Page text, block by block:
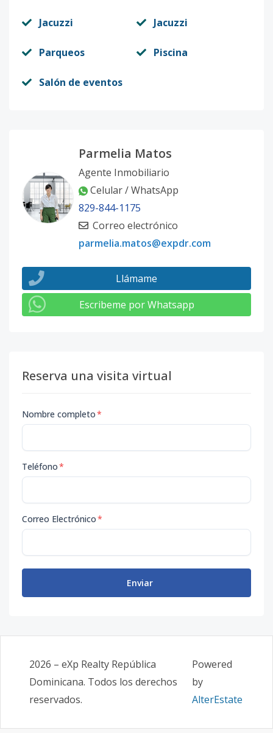
Jacuzzi Jacuzzi
Parqueos Piscina
Salón de eventos
Parmelia Matos
Agente Inmobiliario
Celular / WhatsApp
829-844-1175
Correo electrónico
parmelia.matos@expdr.com
Llámame
Escribeme por Whatsapp
Reserva una visita virtual
Nombre completo*
Teléfono*
Correo Electrónico*
Enviar
2026 – eXp Realty República
Dominicana. Todos los derechos
reservados.
Powered
by
AlterEstate